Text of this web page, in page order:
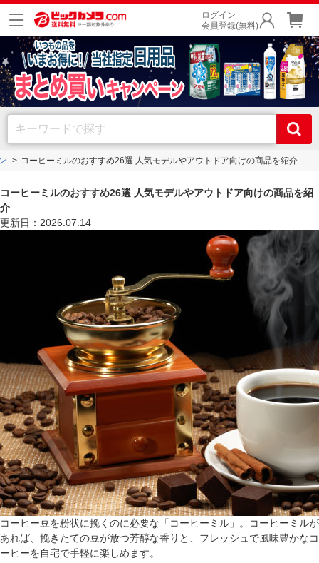
ログイン
会員登録(無料)
コーヒーミルのおすすめ26選 人気モデルやアウトドア向けの商品を紹介
コーヒーミルのおすすめ26選 人気モデルやアウトドア向けの商品を紹
介
更新日：2026.07.14
コーヒー豆を粉状に挽くのに必要な「コーヒーミル」。コーヒーミルが
あれば、挽きたての豆が放つ芳醇な香りと、フレッシュで風味豊かなコ
ーヒーを自宅で手軽に楽しめます。